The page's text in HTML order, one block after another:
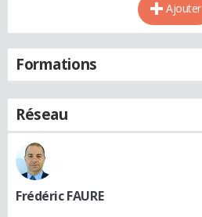
Ajouter
Formations
Réseau
Frédéric FAURE